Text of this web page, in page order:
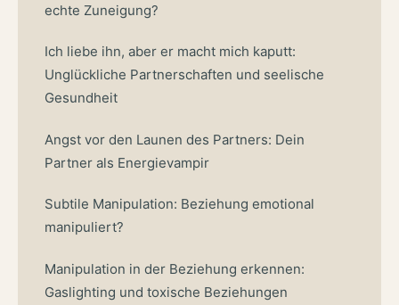
echte Zuneigung?
Ich liebe ihn, aber er macht mich kaputt:
Unglückliche Partnerschaften und seelische
Gesundheit
Angst vor den Launen des Partners: Dein
Partner als Energievampir
Subtile Manipulation: Beziehung emotional
manipuliert?
Manipulation in der Beziehung erkennen:
Gaslighting und toxische Beziehungen